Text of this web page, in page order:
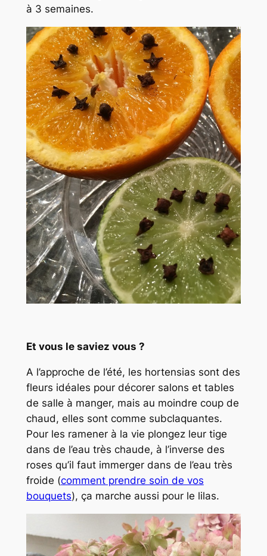
à 3 semaines.
Et vous le saviez vous ?
A l’approche de l’été, les hortensias sont des
fleurs idéales pour décorer salons et tables
de salle à manger, mais au moindre coup de
chaud, elles sont comme subclaquantes.
Pour les ramener à la vie plongez leur tige
dans de l’eau très chaude, à l’inverse des
roses qu’il faut immerger dans de l’eau très
froide (comment prendre soin de vos
bouquets), ça marche aussi pour le lilas.